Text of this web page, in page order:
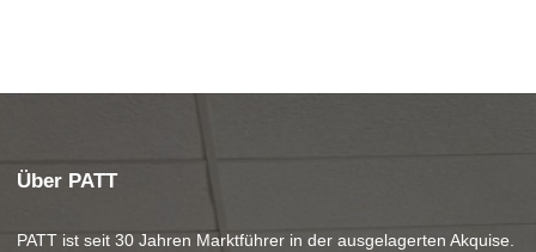
Über PATT
PATT ist seit 30 Jahren Marktführer in der ausgelagerten Akquise.